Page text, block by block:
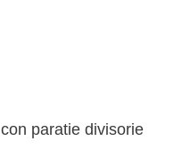
paratie divisorie